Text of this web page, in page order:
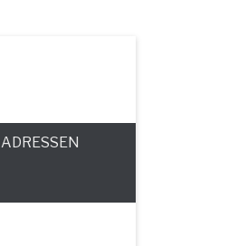
ADRESSEN